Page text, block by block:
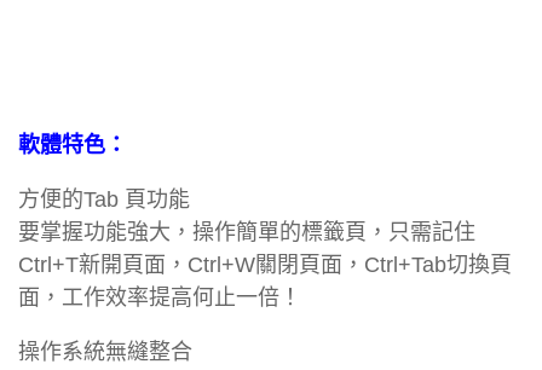
軟體特色：
方便的Tab 頁功能
要掌握功能強大，操作簡單的標籤頁，只需記住
Ctrl+T新開頁面，Ctrl+W關閉頁面，Ctrl+Tab切換頁
面，工作效率提高何止一倍！
操作系統無縫整合